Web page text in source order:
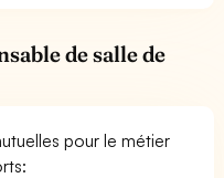
de salle de
pour le métier